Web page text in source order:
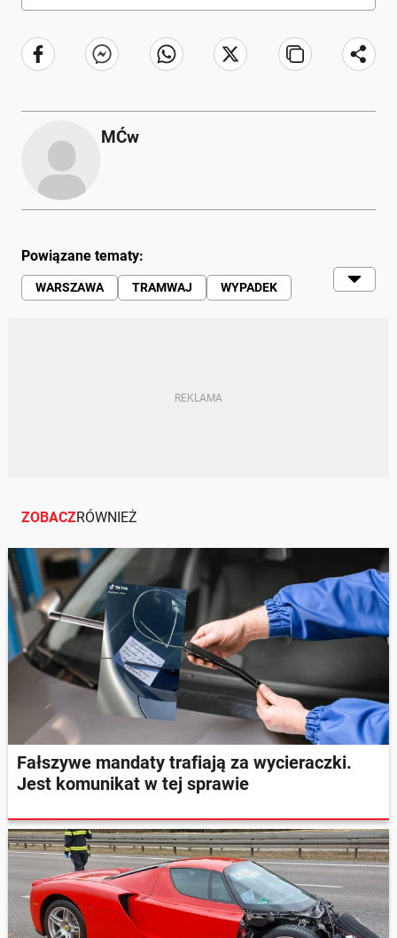
MĆw
Powiązane tematy:
WARSZAWA TRAMWAJ
WYPADEK
ZOBACZRÓWNIEŻ
Fałszywe mandaty trafiają za wycieraczki.
Jest komunikat w tej sprawie